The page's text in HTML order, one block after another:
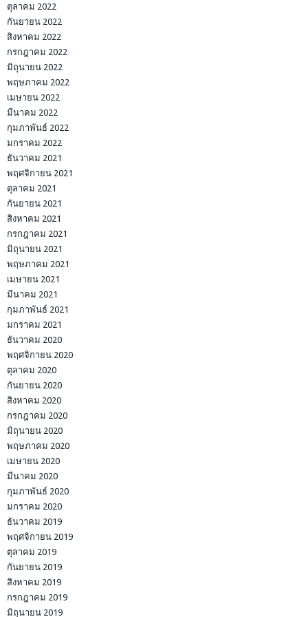
ตุลาคม 2022
กันยายน 2022
สิงหาคม 2022
กรกฎาคม 2022
มิถุนายน 2022
พฤษภาคม 2022
เมษายน 2022
มีนาคม 2022
กุมภาพันธ์ 2022
มกราคม 2022
ธันวาคม 2021
พฤศจิกายน 2021
ตุลาคม 2021
กันยายน 2021
สิงหาคม 2021
กรกฎาคม 2021
มิถุนายน 2021
พฤษภาคม 2021
เมษายน 2021
มีนาคม 2021
กุมภาพันธ์ 2021
มกราคม 2021
ธันวาคม 2020
พฤศจิกายน 2020
ตุลาคม 2020
กันยายน 2020
สิงหาคม 2020
กรกฎาคม 2020
มิถุนายน 2020
พฤษภาคม 2020
เมษายน 2020
มีนาคม 2020
กุมภาพันธ์ 2020
มกราคม 2020
ธันวาคม 2019
พฤศจิกายน 2019
ตุลาคม 2019
กันยายน 2019
สิงหาคม 2019
กรกฎาคม 2019
มิถุนายน 2019